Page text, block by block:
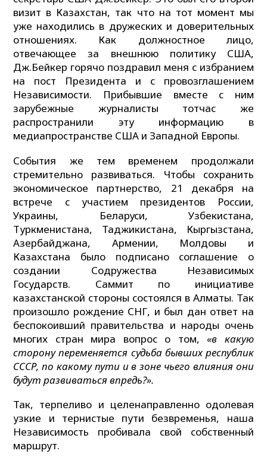
визит в Казахстан, так что на тот момент мы
уже находились в дружеских и доверительных
отношениях. Как должностное лицо,
отвечающее за внешнюю политику США,
Дж.Бейкер горячо поздравил меня с избранием
на пост Президента и с провозглашением
Независимости. Прибывшие вместе с ним
зарубежные журналисты тотчас же
распространили эту информацию в
медиапространстве США и Западной Европы.
События же тем временем продолжали
стремительно развиваться. Чтобы сохранить
экономическое партнерство, 21 декабря на
встрече с участием президентов России,
Украины, Беларуси, Узбекистана,
Туркменистана, Таджикистана, Кыргызстана,
Азербайджана, Армении, Молдовы и
Казахстана было подписано соглашение о
создании Содружества Независимых
Государств. Саммит по инициативе
казахстанской стороны состоялся в Алматы. Так
произошло рождение СНГ, и был дан ответ на
беспокоивший правительства и народы очень
многих стран мира вопрос о том,«в какую
сторону переменяется судьба бывших республик
СССР, по какому пути и в зоне чьего влияния они
будут развиваться впредь?».
Так, терпеливо и целенаправленно одолевая
узкие и тернистые пути безвременья, наша
Независимость пробивала свой собственный
маршрут.